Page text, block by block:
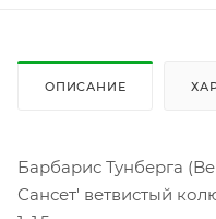
ОПИСАНИЕ
Барбарис Тунберга
Сансет' ветвистый